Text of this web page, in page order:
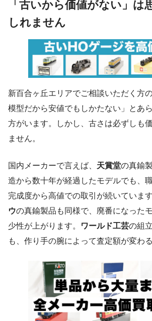
「古いから価値がない」は
しれません
新百合ヶ丘エリアでご相談いただく方
模型だから安値でもしかたない」とあ
方がいます。しかし、古さは必ずしも
ません。
国内メーカーで言えば、 天賞堂の真鍮
造から数十年が経過したモデルでも、
完成度から高値での取引が続いています
ウの真鍮製品も同様で、廃番になった
少性が上がります。
ワールド工芸の組
も、作り手の腕によって査定額が変わ